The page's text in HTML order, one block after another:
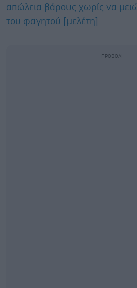
απώλεια βάρους χωρίς να
του φαγητού [μελέτη]